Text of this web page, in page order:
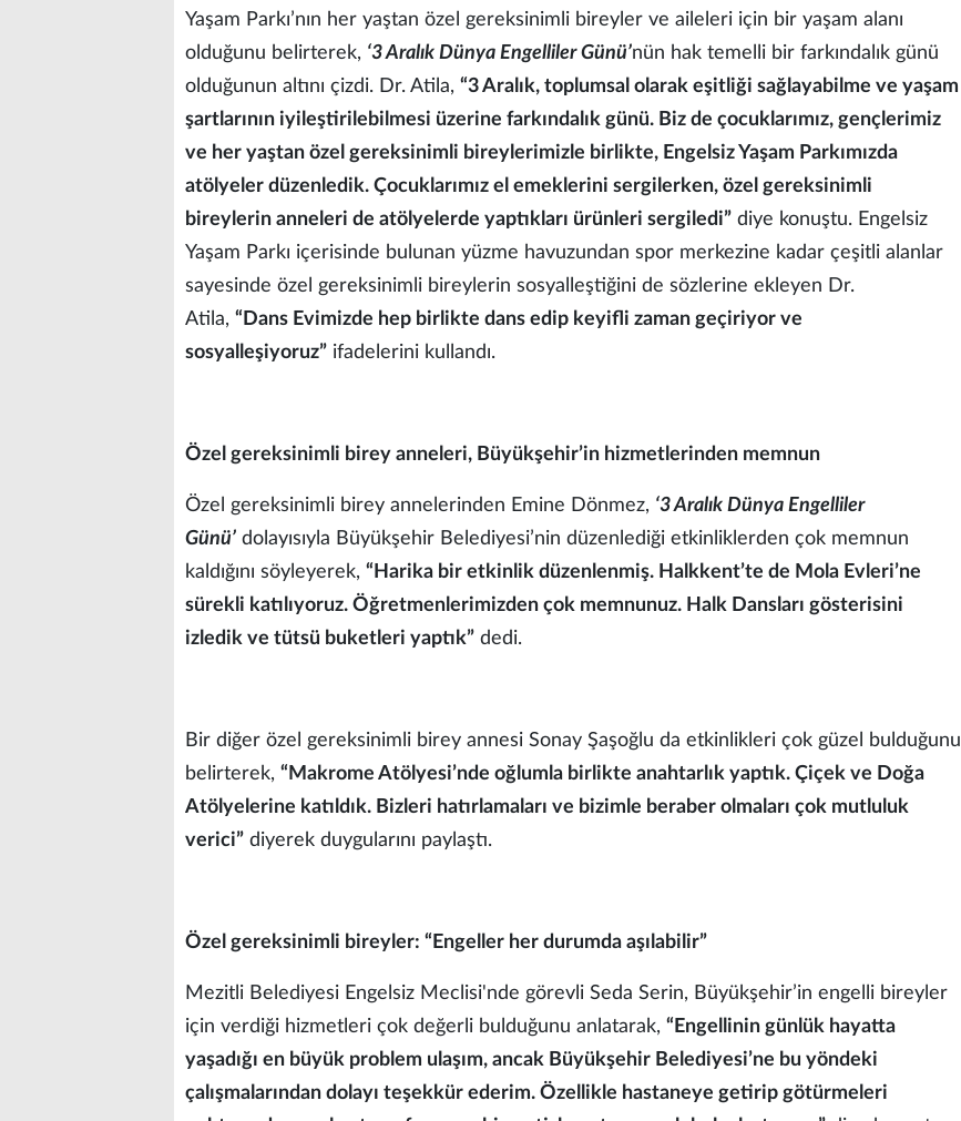
Yaşam Parkı’nın her yaştan özel gereksinimli bireyler ve aileleri için bir yaşam alanı
olduğunu belirterek, ‘3 Aralık Dünya Engelliler Günü’nün hak temelli bir farkındalık günü
olduğunun altını çizdi. Dr. Atila, “3 Aralık, toplumsal olarak eşitliği sağlayabilme ve yaşam
şartlarının iyileştirilebilmesi üzerine farkındalık günü. Biz de çocuklarımız, gençlerimiz
ve her yaştan özel gereksinimli bireylerimizle birlikte, Engelsiz Yaşam Parkımızda
atölyeler düzenledik. Çocuklarımız el emeklerini sergilerken, özel gereksinimli
bireylerin anneleri de atölyelerde yaptıkları ürünleri sergiledi” diye konuştu. Engelsiz
Yaşam Parkı içerisinde bulunan yüzme havuzundan spor merkezine kadar çeşitli alanlar
sayesinde özel gereksinimli bireylerin sosyalleştiğini de sözlerine ekleyen Dr.
Atila, “Dans Evimizde hep birlikte dans edip keyifli zaman geçiriyor ve
sosyalleşiyoruz” ifadelerini kullandı.
Özel gereksinimli birey anneleri, Büyükşehir’in hizmetlerinden memnun
Özel gereksinimli birey annelerinden Emine Dönmez, ‘3 Aralık Dünya Engelliler
Günü’ dolayısıyla Büyükşehir Belediyesi’nin düzenlediği etkinliklerden çok memnun
kaldığını söyleyerek, “Harika bir etkinlik düzenlenmiş. Halkkent’te de Mola Evleri’ne
sürekli katılıyoruz. Öğretmenlerimizden çok memnunuz. Halk Dansları gösterisini
izledik ve tütsü buketleri yaptık” dedi.
Bir diğer özel gereksinimli birey annesi Sonay Şaşoğlu da etkinlikleri çok güzel bulduğunu
belirterek, “Makrome Atölyesi’nde oğlumla birlikte anahtarlık yaptık. Çiçek ve Doğa
Atölyelerine katıldık. Bizleri hatırlamaları ve bizimle beraber olmaları çok mutluluk
verici” diyerek duygularını paylaştı.
Özel gereksinimli bireyler: “Engeller her durumda aşılabilir”
Mezitli Belediyesi Engelsiz Meclisi'nde görevli Seda Serin, Büyükşehir’in engelli bireyler
için verdiği hizmetleri çok değerli bulduğunu anlatarak, “Engellinin günlük hayatta
yaşadığı en büyük problem ulaşım, ancak Büyükşehir Belediyesi’ne bu yöndeki
çalışmalarından dolayı teşekkür ederim. Özellikle hastaneye getirip götürmeleri